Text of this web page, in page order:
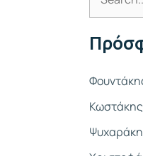
α
τ
η